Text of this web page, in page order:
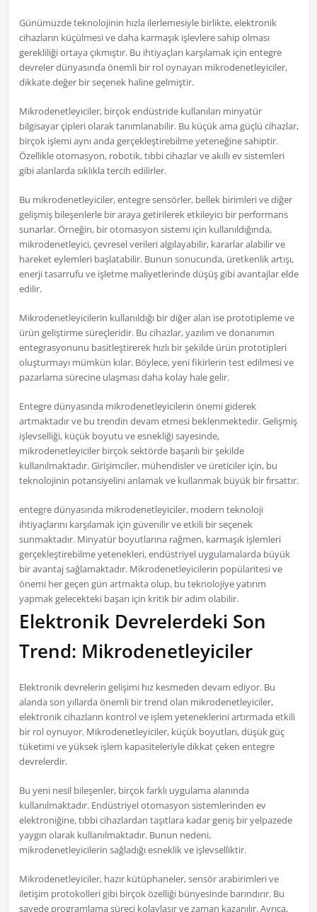
Günümüzde teknolojinin hızla ilerlemesiyle birlikte, elektronik
cihazların küçülmesi ve daha karmaşık işlevlere sahip olması
gerekliliği ortaya çıkmıştır. Bu ihtiyaçları karşılamak için entegre
devreler dünyasında önemli bir rol oynayan mikrodenetleyiciler,
dikkate değer bir seçenek haline gelmiştir.
Mikrodenetleyiciler, birçok endüstride kullanılan minyatür
bilgisayar çipleri olarak tanımlanabilir. Bu küçük ama güçlü cihazlar,
birçok işlemi aynı anda gerçekleştirebilme yeteneğine sahiptir.
Özellikle otomasyon, robotik, tıbbi cihazlar ve akıllı ev sistemleri
gibi alanlarda sıklıkla tercih edilirler.
Bu mikrodenetleyiciler, entegre sensörler, bellek birimleri ve diğer
gelişmiş bileşenlerle bir araya getirilerek etkileyici bir performans
sunarlar. Örneğin, bir otomasyon sistemi için kullanıldığında,
mikrodenetleyici, çevresel verileri algılayabilir, kararlar alabilir ve
hareket eylemleri başlatabilir. Bunun sonucunda, üretkenlik artışı,
enerji tasarrufu ve işletme maliyetlerinde düşüş gibi avantajlar elde
edilir.
Mikrodenetleyicilerin kullanıldığı bir diğer alan ise prototipleme ve
ürün geliştirme süreçleridir. Bu cihazlar, yazılım ve donanımın
entegrasyonunu basitleştirerek hızlı bir şekilde ürün prototipleri
oluşturmayı mümkün kılar. Böylece, yeni fikirlerin test edilmesi ve
pazarlama sürecine ulaşması daha kolay hale gelir.
Entegre dünyasında mikrodenetleyicilerin önemi giderek
artmaktadır ve bu trendin devam etmesi beklenmektedir. Gelişmiş
işlevselliği, küçük boyutu ve esnekliği sayesinde,
mikrodenetleyiciler birçok sektörde başarılı bir şekilde
kullanılmaktadır. Girişimciler, mühendisler ve üreticiler için, bu
teknolojinin potansiyelini anlamak ve kullanmak büyük bir fırsattır.
entegre dünyasında mikrodenetleyiciler, modern teknoloji
ihtiyaçlarını karşılamak için güvenilir ve etkili bir seçenek
sunmaktadır. Minyatür boyutlarına rağmen, karmaşık işlemleri
gerçekleştirebilme yetenekleri, endüstriyel uygulamalarda büyük
bir avantaj sağlamaktadır. Mikrodenetleyicilerin popülaritesi ve
önemi her geçen gün artmakta olup, bu teknolojiye yatırım
yapmak gelecekteki başarı için kritik bir adım olabilir.
Elektronik Devrelerdeki Son
Trend: Mikrodenetleyiciler
Elektronik devrelerin gelişimi hız kesmeden devam ediyor. Bu
alanda son yıllarda önemli bir trend olan mikrodenetleyiciler,
elektronik cihazların kontrol ve işlem yeteneklerini artırmada etkili
bir rol oynuyor. Mikrodenetleyiciler, küçük boyutları, düşük güç
tüketimi ve yüksek işlem kapasiteleriyle dikkat çeken entegre
devrelerdir.
Bu yeni nesil bileşenler, birçok farklı uygulama alanında
kullanılmaktadır. Endüstriyel otomasyon sistemlerinden ev
elektroniğine, tıbbi cihazlardan taşıtlara kadar geniş bir yelpazede
yaygın olarak kullanılmaktadır. Bunun nedeni,
mikrodenetleyicilerin sağladığı esneklik ve işlevselliktir.
Mikrodenetleyiciler, hazır kütüphaneler, sensör arabirimleri ve
iletişim protokolleri gibi birçok özelliği bünyesinde barındırır. Bu
sayede programlama süreci kolaylaşır ve zaman kazanılır. Ayrıca,